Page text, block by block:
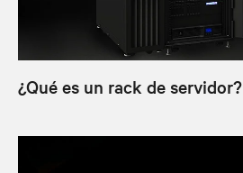
¿Qué es un rack de servidor?